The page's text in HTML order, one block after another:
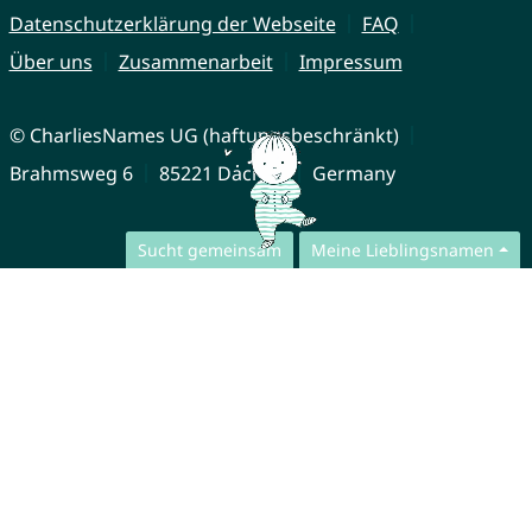
Sucht gemeinsam Meine Lieblingsnamen
Datenschutzerklärung der Webseite
FAQ
Über uns
Zusammenarbeit Impressum
© CharliesNames UG (haftungsbeschränkt)
Brahmsweg 6
85221 Dachau Germany